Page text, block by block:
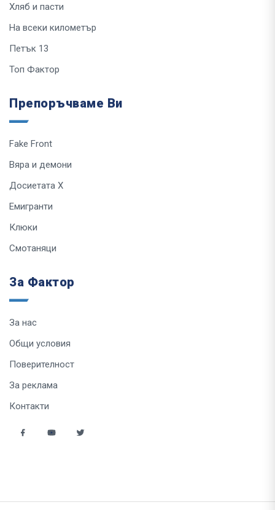
Хляб и пасти
На всеки километър
Петък 13
Топ Фактор
Препоръчваме Ви
Fake Front
Вяра и демони
Досиетата Х
Емигранти
Клюки
Смотаняци
За Фактор
За нас
Общи условия
Поверителност
За реклама
Контакти